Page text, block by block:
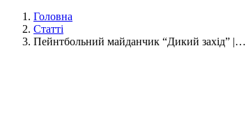
Головна
Статті
Пейнтбольний майданчик “Дикий захід” |…